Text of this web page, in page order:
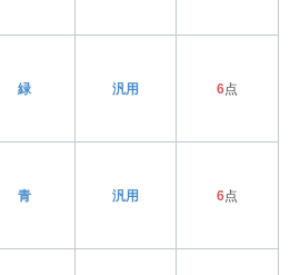
緑 汎用 6点
青 汎用 6点